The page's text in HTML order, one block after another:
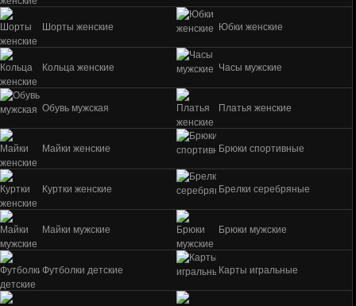
Шорты женские Юбки женские
Кольца женские Часы мужские
Обувь мужская Платья женские
Майки женские Брюки спортивные
Куртки женские Брелки серебряные
Майки мужские Брюки мужские
Футболки детские Карты игральные